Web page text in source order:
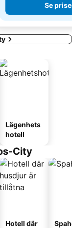
Se
Lägenhets
hotell
City
Hotell där